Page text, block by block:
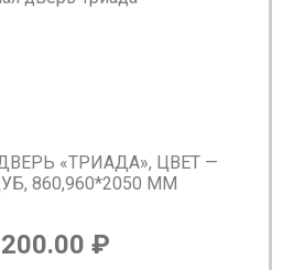
«ТРИАДА», ЦВЕТ —
860,960*2050 ММ
₽